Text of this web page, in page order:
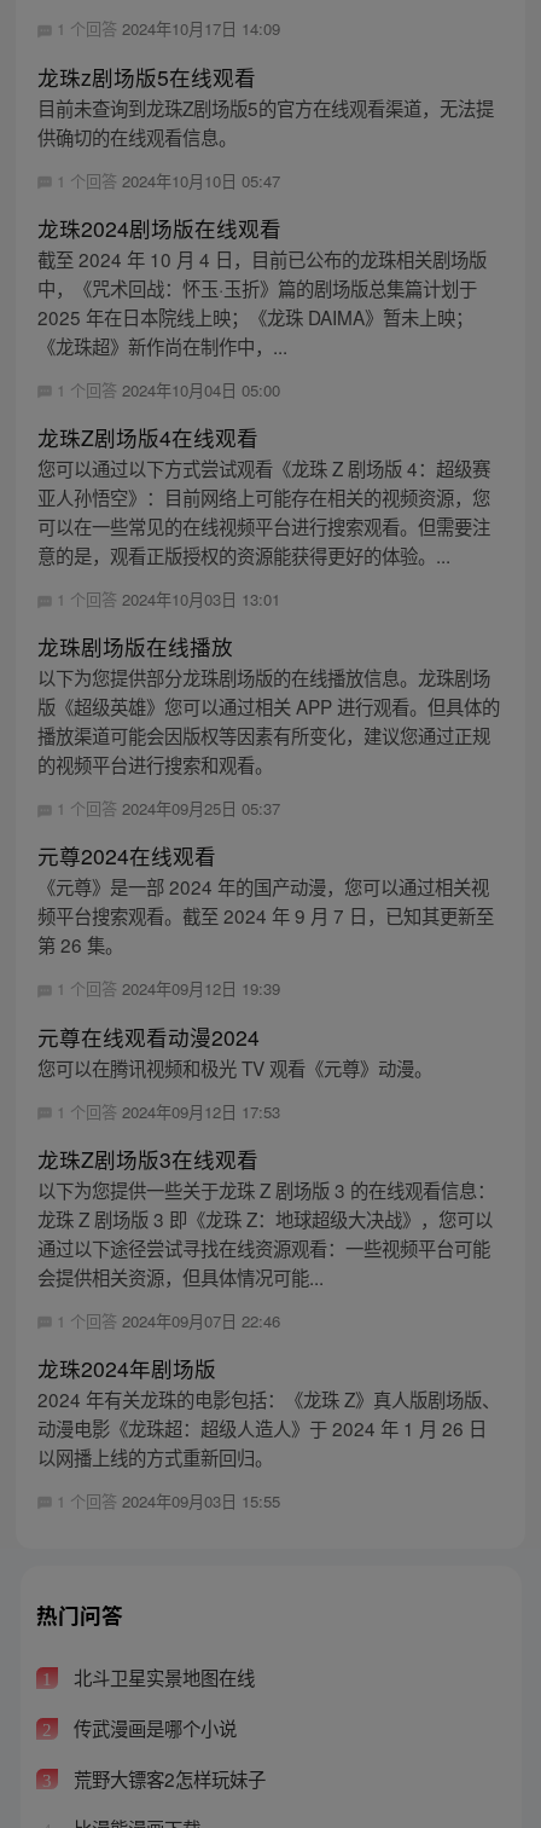
1 个回答 2024年10月17日 14:09
龙珠z剧场版5在线观看
目前未查询到龙珠Z剧场版5的官方在线观看渠道，无法提
供确切的在线观看信息。
1 个回答 2024年10月10日 05:47
龙珠2024剧场版在线观看
截至 2024 年 10 月 4 日，目前已公布的龙珠相关剧场版
中，《咒术回战：怀玉·玉折》篇的剧场版总集篇计划于
2025 年在日本院线上映；《龙珠 DAIMA》暂未上映；
《龙珠超》新作尚在制作中，...
1 个回答 2024年10月04日 05:00
龙珠Z剧场版4在线观看
您可以通过以下方式尝试观看《龙珠 Z 剧场版 4：超级赛
亚人孙悟空》：目前网络上可能存在相关的视频资源，您
可以在一些常见的在线视频平台进行搜索观看。但需要注
意的是，观看正版授权的资源能获得更好的体验。...
1 个回答 2024年10月03日 13:01
龙珠剧场版在线播放
以下为您提供部分龙珠剧场版的在线播放信息。龙珠剧场
版《超级英雄》您可以通过相关 APP 进行观看。但具体的
播放渠道可能会因版权等因素有所变化，建议您通过正规
的视频平台进行搜索和观看。
1 个回答 2024年09月25日 05:37
元尊2024在线观看
《元尊》是一部 2024 年的国产动漫，您可以通过相关视
频平台搜索观看。截至 2024 年 9 月 7 日，已知其更新至
第 26 集。
1 个回答 2024年09月12日 19:39
元尊在线观看动漫2024
您可以在腾讯视频和极光 TV 观看《元尊》动漫。
1 个回答 2024年09月12日 17:53
龙珠Z剧场版3在线观看
以下为您提供一些关于龙珠 Z 剧场版 3 的在线观看信息：
龙珠 Z 剧场版 3 即《龙珠 Z：地球超级大决战》，您可以
通过以下途径尝试寻找在线资源观看：一些视频平台可能
会提供相关资源，但具体情况可能...
1 个回答 2024年09月07日 22:46
龙珠2024年剧场版
2024 年有关龙珠的电影包括：《龙珠 Z》真人版剧场版、
动漫电影《龙珠超：超级人造人》于 2024 年 1 月 26 日
以网播上线的方式重新回归。
1 个回答 2024年09月03日 15:55
热门问答
1 北斗卫星实景地图在线
2 传武漫画是哪个小说
3 荒野大镖客2怎样玩妹子